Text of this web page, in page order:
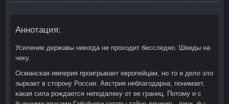
Аннотация:
Усиление державы никогда не проходит бесследно. Шведы на
чеку.
Османская империя проигрывает европейцам, но то и дело зло
зыркает в сторону России. Австрия неблагодарна, понимает,
какая сила рождается неподалеку от ее границ. Потому и с